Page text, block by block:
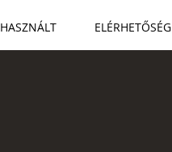
HASZNÁLT ELÉRHETŐSÉG